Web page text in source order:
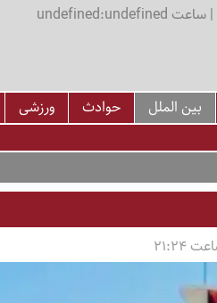
بین الملل حوادث ورزشی